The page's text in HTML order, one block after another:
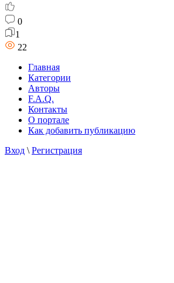
0
1
22
Главная
Категории
Авторы
F.A.Q.
Контакты
О портале
Как добавить публикацию
Вход \ Регистрация